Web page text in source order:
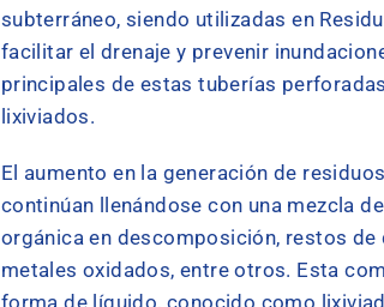
subterráneo, siendo utilizadas en
facilitar el drenaje y prevenir
principales de estas tuberías
lixiviados.
El aumento en la generación de
continúan llenándose con una mezcla
orgánica en descomposición, restos
metales oxidados, entre otros. Esta
forma de líquido, conocido como